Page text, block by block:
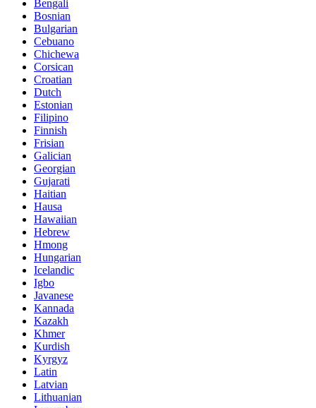
Bengali
Bosnian
Bulgarian
Cebuano
Chichewa
Corsican
Croatian
Dutch
Estonian
Filipino
Finnish
Frisian
Galician
Georgian
Gujarati
Haitian
Hausa
Hawaiian
Hebrew
Hmong
Hungarian
Icelandic
Igbo
Javanese
Kannada
Kazakh
Khmer
Kurdish
Kyrgyz
Latin
Latvian
Lithuanian